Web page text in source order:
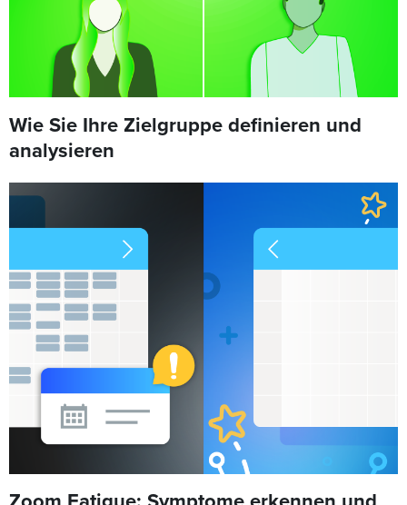
Wie Sie Ihre Zielgruppe definieren und
analysieren